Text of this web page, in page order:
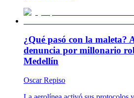
¿Qué pasó con la maleta?
denuncia por millonario
Medellín
Oscar Repiso